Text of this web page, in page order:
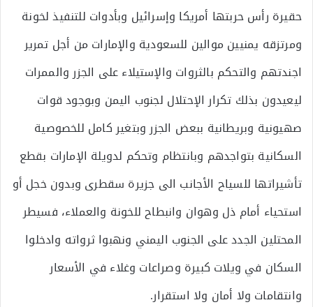
حقيرة رأس حربتها أمريكا وإسرائيل وبأدوات للتنفيذ لخونة
ومرتزقه يمنيين موالين للسعودية والإمارات من أجل تمرير
اجندتهم والتحكم بالثروات والإستيلاء على الجزر والممرات
ليعيدون بذلك تكرار الإحتلال لجنوب اليمن وبوجود قوات
صهيونية وبريطانية ببعض الجزر وبتغير كامل للخصوصية
السكانية بتواجدهم وبانتظام وتحكم لدويلة الإمارات بقطع
تأشيراتها للسياح الأجانب الى جزيرة سقطرى وبدون خجل أو
استحياء أمام ذل وهوان وانبطاح للخونة والعملاء، فسيطر
المحتلين الجدد على الجنوب اليمني ونهبوا ثرواته وادخلوا
السكان في ويلات كبيرة وصراعات وغلاء في الأسعار
وانتقامات ولا أمان ولا استقرار.